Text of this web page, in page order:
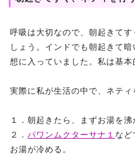
呼吸は大切なので、朝起きて
しょう。インドでも朝起きて
想に入っていました。私は基本
実際に私が生活の中で、ネティ
１．朝起きたら、まずお湯を沸
２． パワンムクターサナ１ など
お湯が冷める。